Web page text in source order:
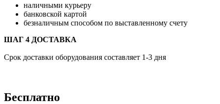
наличными курьеру
банковской картой
безналичным способом по выставленному счету
ШАГ 4 ДОСТАВКА
Срок доставки оборудования составляет 1-3 дня
Бесплатно